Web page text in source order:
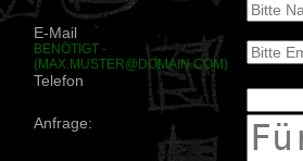
E-Mail
BENÖTIGT -
(MAX.MUSTER@DOMAIN.COM)
Telefon
Anfrage: